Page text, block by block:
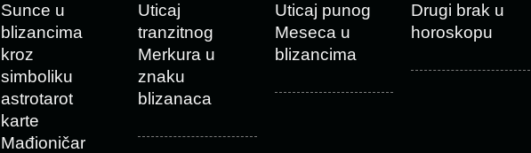
Sunce u
blizancima
kroz
simboliku
astrotarot
karte
Mađioničar
Uticaj
tranzitnog
Merkura u
znaku
blizanaca
Uticaj punog
Meseca u
blizancima
Drugi brak u
horoskopu